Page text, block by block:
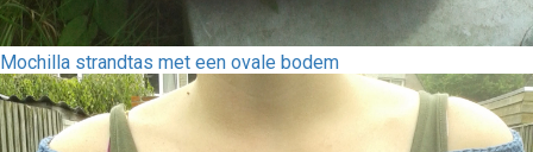
Mochilla strandtas met een ovale bodem